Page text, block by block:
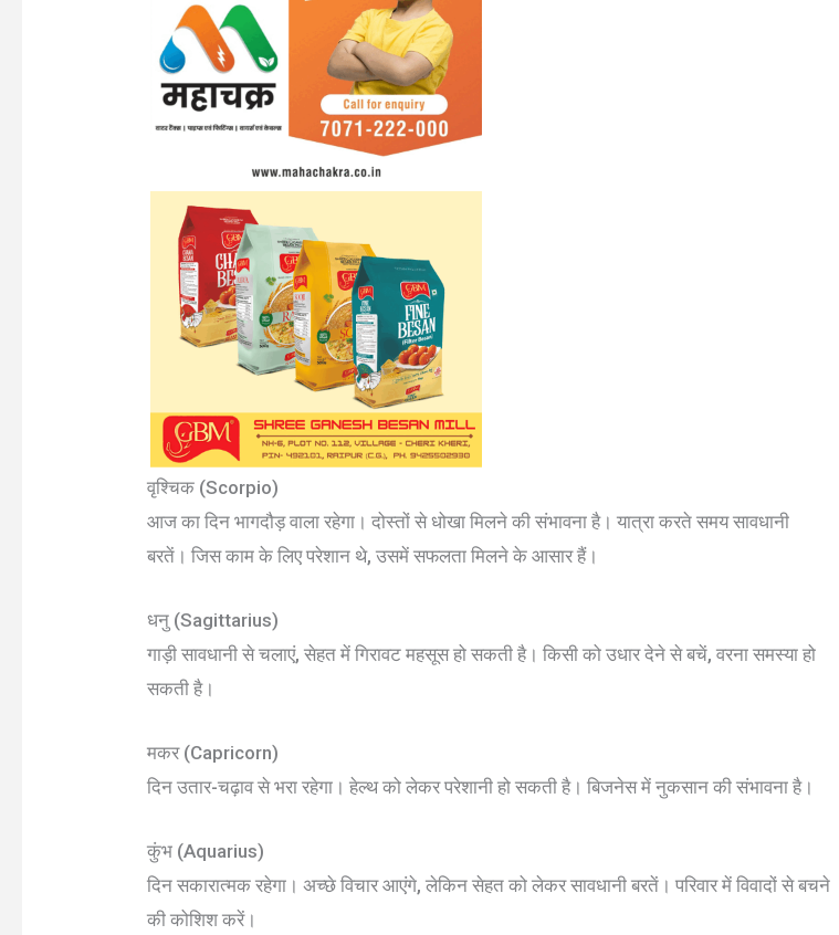
वृश्चिक (Scorpio)
आज का दिन भागदौड़ वाला रहेगा। दोस्तों से धोखा मिलने की संभावना है। यात्रा करते समय सावधानी
बरतें। जिस काम के लिए परेशान थे, उसमें सफलता मिलने के आसार हैं।
धनु (Sagittarius)
गाड़ी सावधानी से चलाएं, सेहत में गिरावट महसूस हो सकती है। किसी को उधार देने से बचें, वरना समस्या हो
सकती है।
मकर (Capricorn)
दिन उतार-चढ़ाव से भरा रहेगा। हेल्थ को लेकर परेशानी हो सकती है। बिजनेस में नुकसान की संभावना है।
कुंभ (Aquarius)
दिन सकारात्मक रहेगा। अच्छे विचार आएंगे, लेकिन सेहत को लेकर सावधानी बरतें। परिवार में विवादों से बचने
की कोशिश करें।